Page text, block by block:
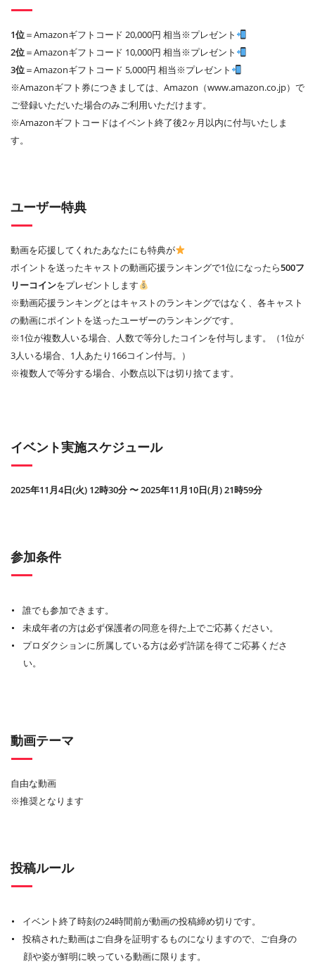
1位＝Amazonギフトコード 20,000円 相当※プレゼント
2位＝Amazonギフトコード 10,000円 相当※プレゼント
3位＝Amazonギフトコード 5,000円 相当※プレゼント
※Amazonギフト券につきましては、Amazon（www.amazon.co.jp）で
ご登録いただいた場合のみご利用いただけます。
※Amazonギフトコードはイベント終了後2ヶ月以内に付与いたしま
す。
ユーザー特典
動画を応援してくれたあなたにも特典が
ポイントを送ったキャストの動画応援ランキングで1位になったら500フ
リーコインをプレゼントします
※動画応援ランキングとはキャストのランキングではなく、各キャスト
の動画にポイントを送ったユーザーのランキングです。
※1位が複数人いる場合、人数で等分したコインを付与します。（1位が
3人いる場合、1人あたり166コイン付与。）
※複数人で等分する場合、小数点以下は切り捨てます。
イベント実施スケジュール
2025年11月4日(火) 12時30分 〜 2025年11月10日(月) 21時59分
参加条件
誰でも参加できます。
未成年者の方は必ず保護者の同意を得た上でご応募ください。
プロダクションに所属している方は必ず許諾を得てご応募くださ
い。
動画テーマ
自由な動画
※推奨となります
投稿ルール
イベント終了時刻の24時間前が動画の投稿締め切りです。
投稿された動画はご自身を証明するものになりますので、ご自身の
顔や姿が鮮明に映っている動画に限ります。